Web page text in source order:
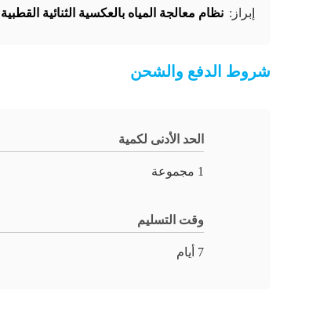
إبراز: نظام معالجة المياه بالعكسية الثنائية
شروط الدفع والشحن
الحد الأدنى لكمية
1 مجموعة
وقت التسليم
7 أيام